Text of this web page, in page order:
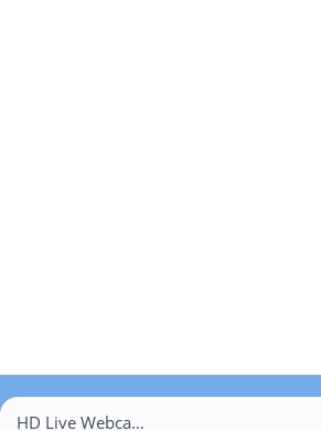
HD Live Webcams Osterstetten